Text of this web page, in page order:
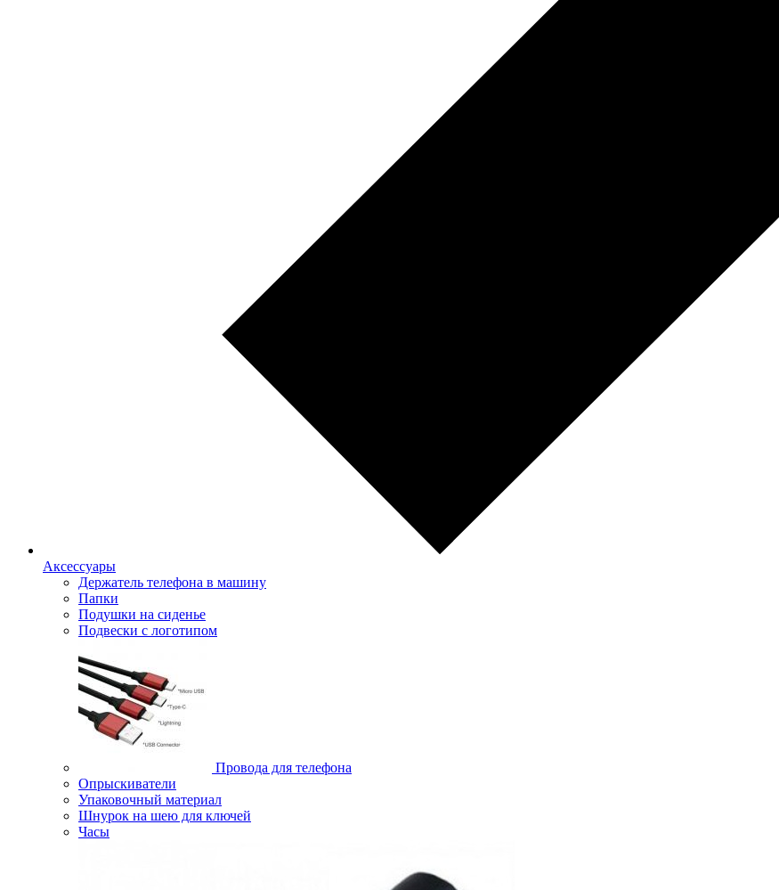
Аксессуары
Держатель телефона в машину
Папки
Подушки на сиденье
Подвески с логотипом
Провода для телефона
Опрыскиватели
Упаковочный материал
Шнурок на шею для ключей
Часы